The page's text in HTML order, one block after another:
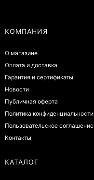
КОМПАНИЯ
О магазине
Оплата и доставка
Гарантия и сертификаты
Новости
Публичная оферта
Политика конфиденциальности
Пользовательское соглашение
Контакты
КАТАЛОГ